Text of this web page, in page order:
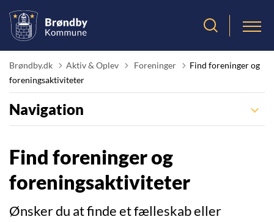
Brøndby.dk Aktiv & Oplev Tilbage til
Foreninger
Find foreninger og
foreningsaktiviteter
Navigation
Find foreninger og
foreningsaktiviteter
Ønsker du at finde et fælleskab eller